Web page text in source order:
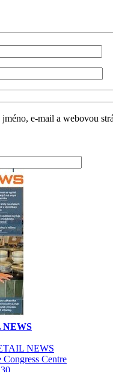
e-mail a webovou
NEWS